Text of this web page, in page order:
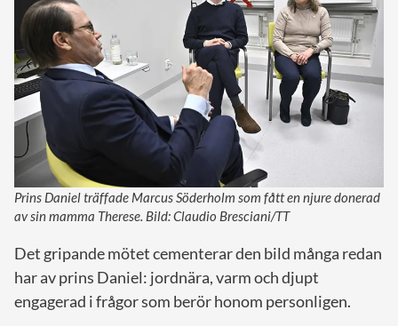
Prins Daniel träffade Marcus Söderholm som fått en njure donerad
av sin mamma Therese. Bild: Claudio Bresciani/TT
Det gripande mötet cementerar den bild många redan
har av prins Daniel: jordnära, varm och djupt
engagerad i frågor som berör honom personligen.